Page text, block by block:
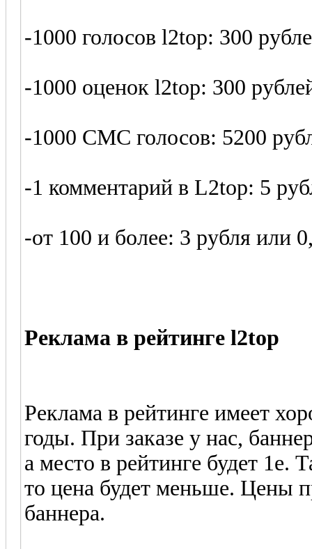
-1000 голосов l2top: 300
-1000 оценок l2top: 300
-1000 СМС голосов: 5200
-1 комментарий в L2top: 5
-от 100 и более: 3 рубля или
Реклама в рейтинге l2top
Реклама в рейтинге имеет
годы. При заказе у нас,
а место в рейтинге будет 1е.
то цена будет меньше. Цены
баннера.